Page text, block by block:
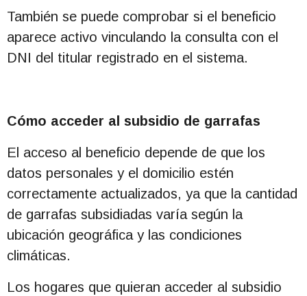
También se puede comprobar si el beneficio
aparece activo vinculando la consulta con el
DNI del titular registrado en el sistema.
Cómo acceder al subsidio de garrafas
El acceso al beneficio depende de que los
datos personales y el domicilio estén
correctamente actualizados, ya que la cantidad
de garrafas subsidiadas varía según la
ubicación geográfica y las condiciones
climáticas.
Los hogares que quieran acceder al subsidio